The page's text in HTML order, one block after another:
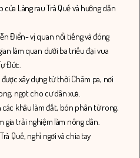
Làng rau Trà Quế và hướng dẫn
Điển- vị quan nổi tiếng và đóng
làm quan dưới ba triều đại vua
Đức.
xây dựng từ thời Chăm pa, nơi
ngọt cho cư dân xưa.
khâu làm đất, bón phân từ rong,
gia trải nghiệm làm nông dân.
Quế, nghỉ ngơi và chia tay